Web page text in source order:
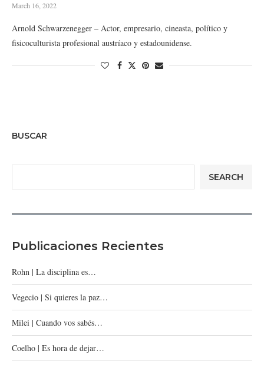
March 16, 2022
Arnold Schwarzenegger – Actor, empresario, cineasta, político y
fisicoculturista profesional austríaco y estadounidense.
BUSCAR
SEARCH
Publicaciones Recientes
Rohn | La disciplina es…
Vegecio | Si quieres la paz…
Milei | Cuando vos sabés…
Coelho | Es hora de dejar…